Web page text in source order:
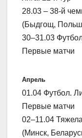
28.03 – 38-й
(Быдгощ,
30–31.03
Первые матчи
Апрель
01.04 Футбол.
Первые матчи
02–11.04
(Минск,